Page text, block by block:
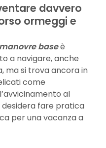
davvero
ormeggi e
baseè
a navigare, anche
ma si trova ancora in
come
al
desidera fare pratica
per una vacanza a